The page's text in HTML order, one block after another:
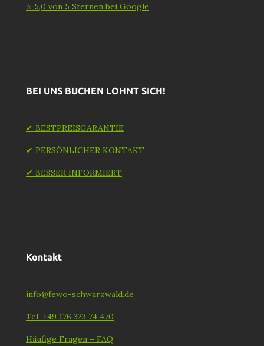
⭐ 5,0 von 5 Sternen bei Google
BEI UNS BUCHEN LOHNT SICH!
✔ BESTPREISGARANTIE
✔ PERSÖNLICHER KONTAKT
✔ BESSER INFORMIERT
Kontakt
info@fewo-schwarzwald.de
Tel. +49 176 323 74 470
Häufige Fragen – FAQ